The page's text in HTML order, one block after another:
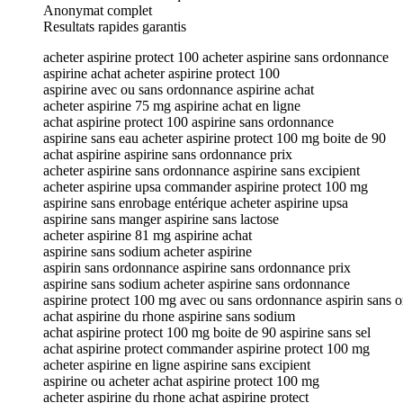
Anonymat complet
Resultats rapides garantis
acheter aspirine protect 100 acheter aspirine sans ordonnance
aspirine achat acheter aspirine protect 100
aspirine avec ou sans ordonnance aspirine achat
acheter aspirine 75 mg aspirine achat en ligne
achat aspirine protect 100 aspirine sans ordonnance
aspirine sans eau acheter aspirine protect 100 mg boite de 90
achat aspirine aspirine sans ordonnance prix
acheter aspirine sans ordonnance aspirine sans excipient
acheter aspirine upsa commander aspirine protect 100 mg
aspirine sans enrobage entérique acheter aspirine upsa
aspirine sans manger aspirine sans lactose
acheter aspirine 81 mg aspirine achat
aspirine sans sodium acheter aspirine
aspirin sans ordonnance aspirine sans ordonnance prix
aspirine sans sodium acheter aspirine sans ordonnance
aspirine protect 100 mg avec ou sans ordonnance aspirin sans
achat aspirine du rhone aspirine sans sodium
achat aspirine protect 100 mg boite de 90 aspirine sans sel
achat aspirine protect commander aspirine protect 100 mg
acheter aspirine en ligne aspirine sans excipient
aspirine ou acheter achat aspirine protect 100 mg
acheter aspirine du rhone achat aspirine protect